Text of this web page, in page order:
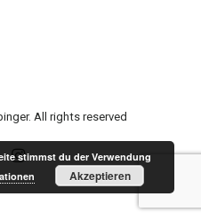
All rights reserved
stimmst du der Verwendung
Akzeptieren